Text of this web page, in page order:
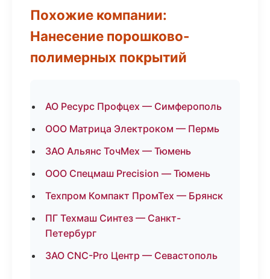
Похожие компании:
Нанесение порошково-
полимерных покрытий
АО Ресурс Профцех — Симферополь
ООО Матрица Электроком — Пермь
ЗАО Альянс ТочМех — Тюмень
ООО Спецмаш Precision — Тюмень
Техпром Компакт ПромТех — Брянск
ПГ Техмаш Синтез — Санкт-
Петербург
ЗАО CNC-Pro Центр — Севастополь